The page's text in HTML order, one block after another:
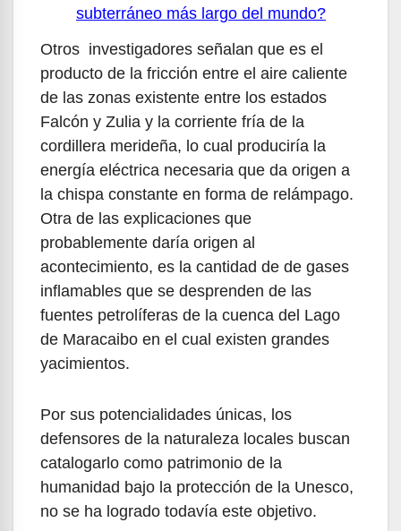
subterráneo más largo del mundo?
Otros investigadores señalan que es el
producto de la fricción entre el aire caliente
de las zonas existente entre los estados
Falcón y Zulia y la corriente fría de la
cordillera merideña, lo cual produciría la
energía eléctrica necesaria que da origen a
la chispa constante en forma de relámpago.
Otra de las explicaciones que
probablemente daría origen al
acontecimiento, es la cantidad de de gases
inflamables que se desprenden de las
fuentes petrolíferas de la cuenca del Lago
de Maracaibo en el cual existen grandes
yacimientos.
Por sus potencialidades únicas, los
defensores de la naturaleza locales buscan
catalogarlo como patrimonio de la
humanidad bajo la protección de la Unesco,
no se ha logrado todavía este objetivo.